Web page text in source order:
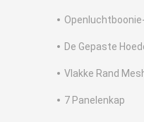
De Gepaste
Vlakke Rand
7 Panelenkap